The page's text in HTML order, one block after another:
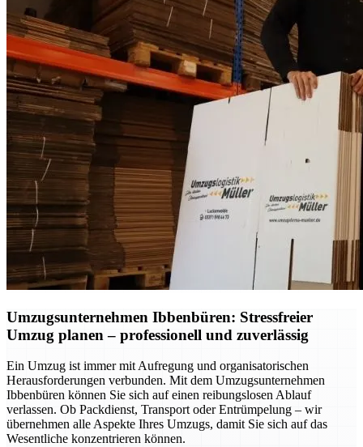
Umzugsunternehmen Ibbenbüren: Stressfreier
Umzug planen – professionell und zuverlässig
Ein Umzug ist immer mit Aufregung und organisatorischen
Herausforderungen verbunden. Mit dem Umzugsunternehmen
Ibbenbüren können Sie sich auf einen reibungslosen Ablauf
verlassen. Ob Packdienst, Transport oder Entrümpelung – wir
übernehmen alle Aspekte Ihres Umzugs, damit Sie sich auf das
Wesentliche konzentrieren können.